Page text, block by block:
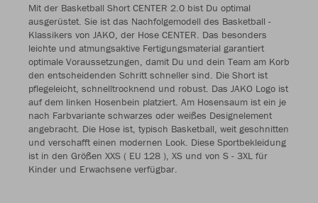
Mit der Basketball Short CENTER 2.0 bist Du optimal
ausgerüstet. Sie ist das Nachfolgemodell des Basketball -
Klassikers von JAKO, der Hose CENTER. Das besonders
leichte und atmungsaktive Fertigungsmaterial garantiert
optimale Voraussetzungen, damit Du und dein Team am Korb
den entscheidenden Schritt schneller sind. Die Short ist
pflegeleicht, schnelltrocknend und robust. Das JAKO Logo ist
auf dem linken Hosenbein platziert. Am Hosensaum ist ein je
nach Farbvariante schwarzes oder weißes Designelement
angebracht. Die Hose ist, typisch Basketball, weit geschnitten
und verschafft einen modernen Look. Diese Sportbekleidung
ist in den Größen XXS ( EU 128 ), XS und von S - 3XL für
Kinder und Erwachsene verfügbar.